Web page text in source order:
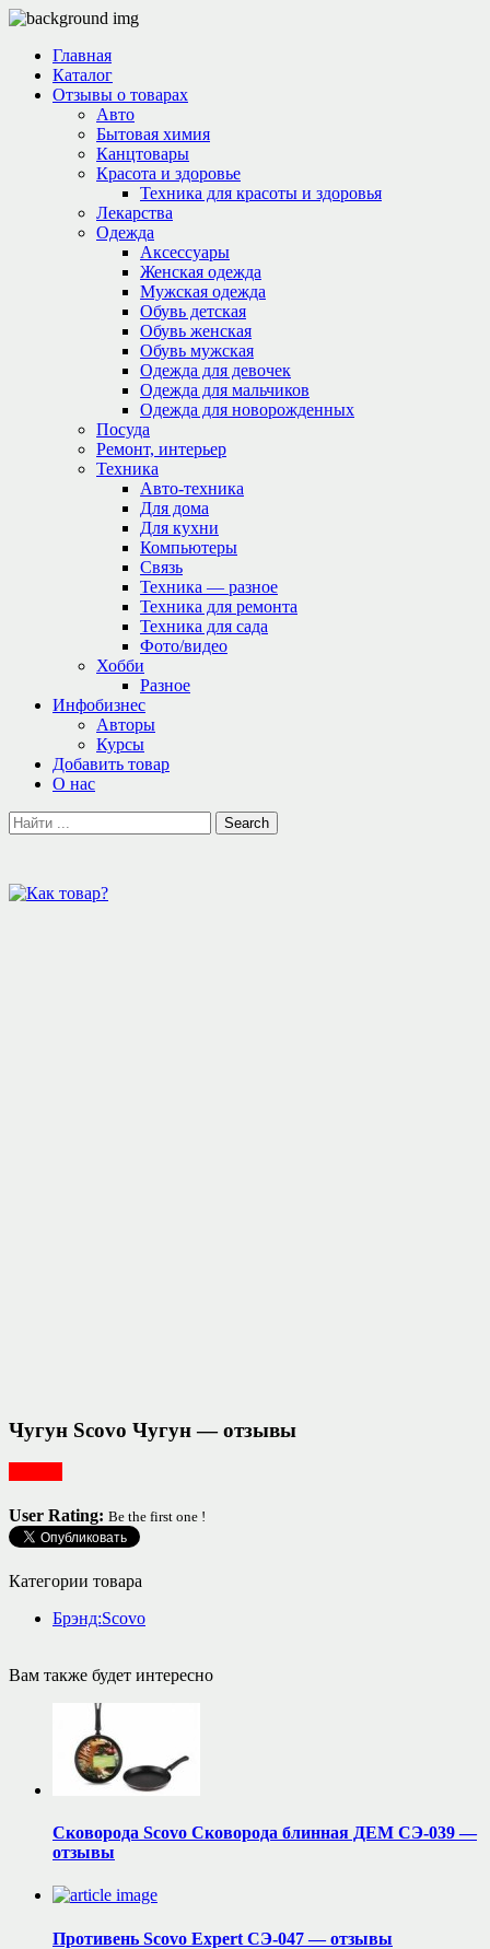
Главная
Каталог
Отзывы о товарах
Авто
Бытовая химия
Канцтовары
Красота и здоровье
Техника для красоты и здоровья
Лекарства
Одежда
Аксессуары
Женская одежда
Мужская одежда
Обувь детская
Обувь женская
Обувь мужская
Одежда для девочек
Одежда для мальчиков
Одежда для новорожденных
Посуда
Ремонт, интерьер
Техника
Авто-техника
Для дома
Для кухни
Компьютеры
Связь
Техника — разное
Техника для ремонта
Техника для сада
Фото/видео
Хобби
Разное
Инфобизнес
Авторы
Курсы
Добавить товар
О нас
Чугун Scovo Чугун — отзывы
User Rating: Be the first one !
Категории товара
Брэнд:Scovo
Вам также будет интересно
Сковорода Scovo Сковорода блинная ДЕМ СЭ-039 —
отзывы
Противень Scovo Expert СЭ-047 — отзывы